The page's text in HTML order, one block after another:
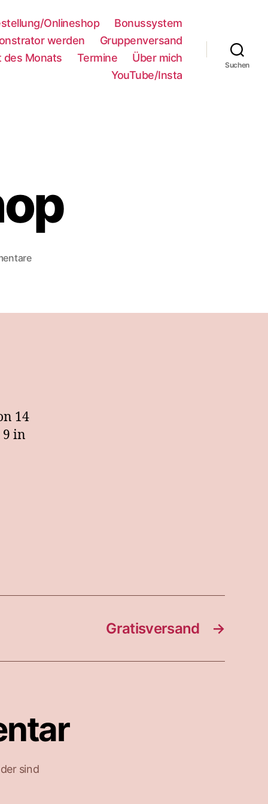
Onlineshop
Bonussystem
werden
Gruppenversand
des Monats
Termine
Über mich
YouTube/Insta
Suchen
zu
14
9 in
→
Gratisversand
sind